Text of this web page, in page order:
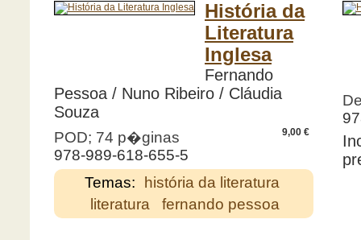
História da
Literatura
Inglesa
Fernando
Pessoa / Nuno Ribeiro / Cláudia
Souza
9,00 €
POD; 74 p�ginas
978-989-618-655-5
Temas:
história da literatura
literatura
fernando pessoa